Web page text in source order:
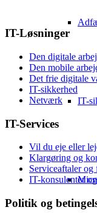
IT-
IT-Løsninger
Den digitale
Den mobile
Det frie digitale
IT-sikkerhed
Netværk
IT-Services
Vil du eje eller
Klargøring og
Serviceaftaler
IT-konsulenter
Politik og